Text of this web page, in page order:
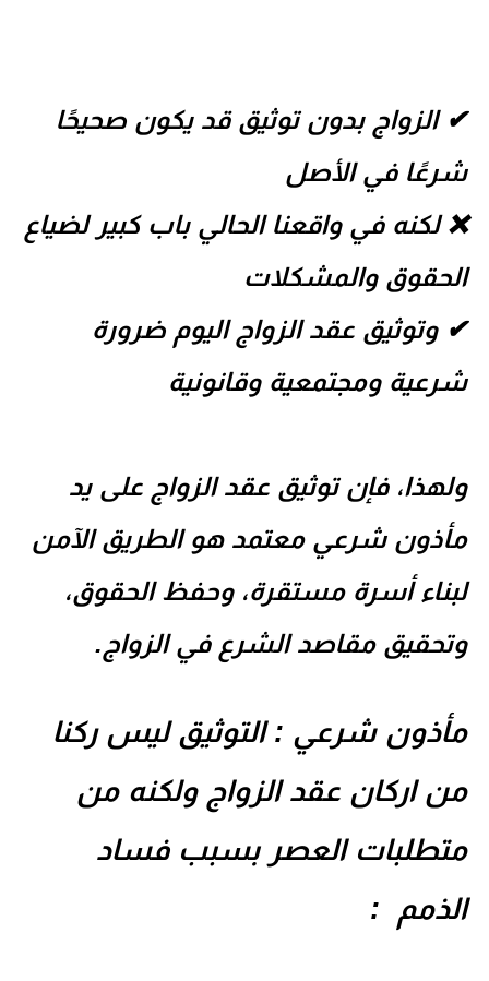
✔ الزواج بدون توثيق قد يكون صحيحًا
شرعًا في الأصل
❌ لكنه في واقعنا الحالي باب كبير لضياع
الحقوق والمشكلات
✔ وتوثيق عقد الزواج اليوم ضرورة
شرعية ومجتمعية وقانونية
ولهذا، فإن توثيق عقد الزواج على يد
مأذون شرعي معتمد هو الطريق الآمن
لبناء أسرة مستقرة، وحفظ الحقوق،
وتحقيق مقاصد الشرع في الزواج.
مأذون شرعي : التوثيق ليس ركنا
من اركان عقد الزواج ولكنه من
متطلبات العصر بسبب فساد
الذمم
: